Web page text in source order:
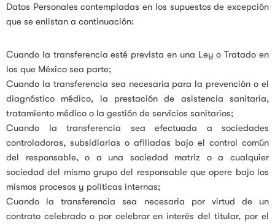
Datos Personales contempladas en los supuestos de excepción
que se enlistan a continuación:
Cuando la transferencia esté prevista en una Ley o Tratado en
los que México sea parte;
Cuando la transferencia sea necesaria para la prevención o el
diagnóstico médico, la prestación de asistencia sanitaria,
tratamiento médico o la gestión de servicios sanitarios;
Cuando la transferencia sea efectuada a sociedades
controladoras, subsidiarias o afiliadas bajo el control común
del responsable, o a una sociedad matriz o a cualquier
sociedad del mismo grupo del responsable que opere bajo los
mismos procesos y políticas internas;
Cuando la transferencia sea necesaria por virtud de un
contrato celebrado o por celebrar en interés del titular, por el